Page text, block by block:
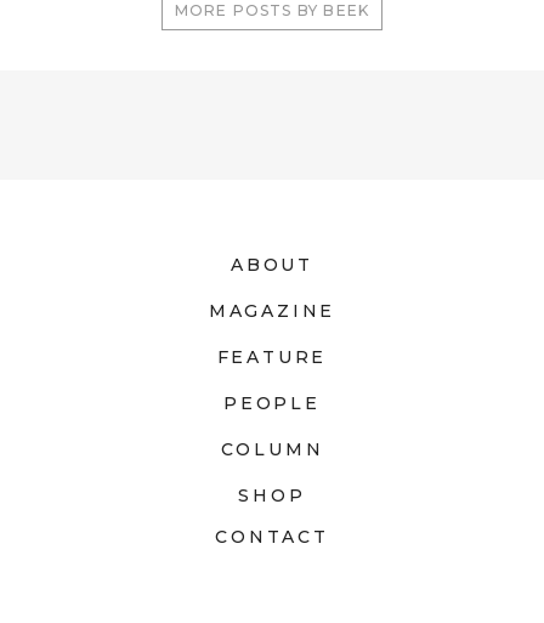
MORE POSTS BY BEEK
ABOUT
MAGAZINE
FEATURE
PEOPLE
COLUMN
SHOP
CONTACT